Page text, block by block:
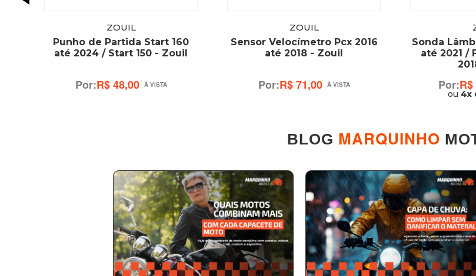
ZOUIL
Punho de Partida Start 160
até 2024 / Start 150 - Zouil
R$ 48,00
ZOUIL
Sensor Velocímetro Pcx 2016
até 2018 - Zouil
R$ 71,00
Sonda
até 2021 /
ou 4x
BLOG MARQUINHO